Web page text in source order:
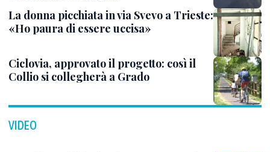
La donna picchiata in via Svevo a Trieste:
«Ho paura di essere uccisa»
Ciclovia, approvato il progetto: così il
Collio si collegherà a Grado
VIDEO